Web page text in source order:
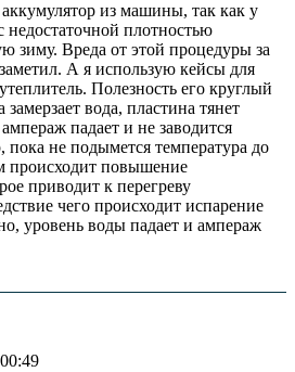
из машины, так как у
недостаточной плотностью
зиму. Вреда от этой процедуры за
А я использую кейсы для
Полезность его круглый
вода, пластина тянет
падает и не заводится
не подымется температура до
происходит повышение
приводит к перегреву
чего происходит испарение
уровень воды падает и ампераж